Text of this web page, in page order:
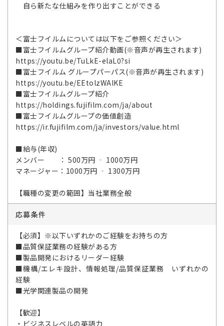
自ら新たな仕組みを作り出すことができる
＜富士フイルムについては以下をご参照ください＞
■富士フイルムグループ紹介動画(※音声が再生されます)
https://youtu.be/TuLkE-elaL0?si
■富士フイルム グループパーパス(※音声が再生されます)
https://youtu.be/EEtolzWAlKE
■富士フイルムグループ紹介
https://holdings.fujifilm.com/ja/about
■富士フイルムグループの価値創造
https://ir.fujifilm.com/ja/investors/value.html
■給与(年収)
メンバー ： 500万円 ‐ 1000万円
マネージャー：1000万円 ‐ 1300万円
【職種の変更の範囲】当社業務全般
応募条件
【必須】※以下いずれかのご経験をお持ちの方
■品質保証業務の経験がある方
■製品開発におけるリーダー経験
■機構/エレキ設計、情報処理/品質保証業務 いずれかの
経験
■光学関連製品の開発
【歓迎】
・ビジネスレベルの英語力